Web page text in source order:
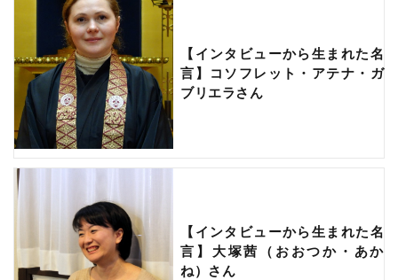
【インタビューから生まれた名
言】コソフレット・アテナ・ガ
ブリエラさん
【インタビューから生まれた名
言】大塚茜（おおつか・あか
ね）さん